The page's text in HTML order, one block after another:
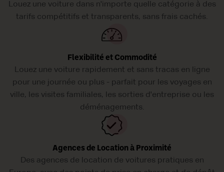
Louez une voiture dans n'importe quelle catégorie à des
tarifs compétitifs et transparents, sans frais cachés.
Flexibilité et Commodité
Louez une voiture rapidement et sans tracas en ligne
pour une journée ou plus - parfait pour les voyages en
ville, les visites familiales, les sorties d'entreprise ou les
déménagements.
Agences de Location à Proximité
Des agences de location de voitures pratiques en